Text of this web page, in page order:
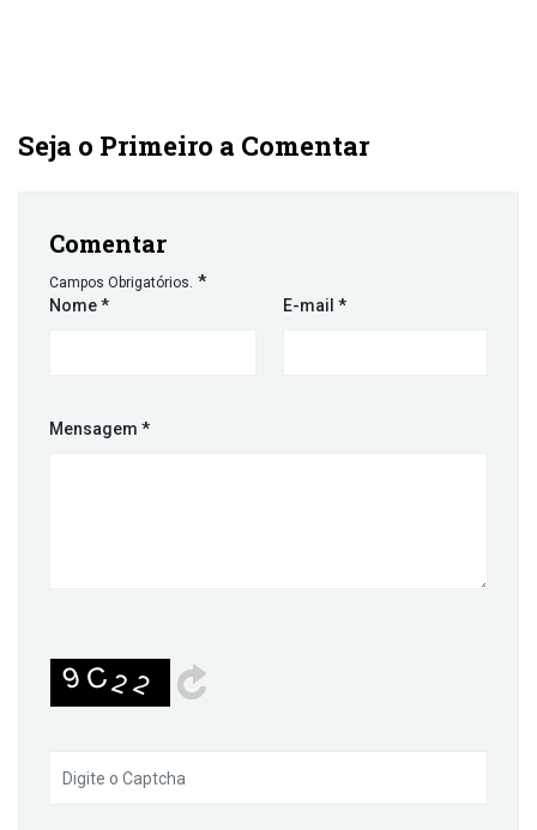
Seja o Primeiro a Comentar
Comentar
Campos Obrigatórios. *
Nome* E-mail *
Mensagem *